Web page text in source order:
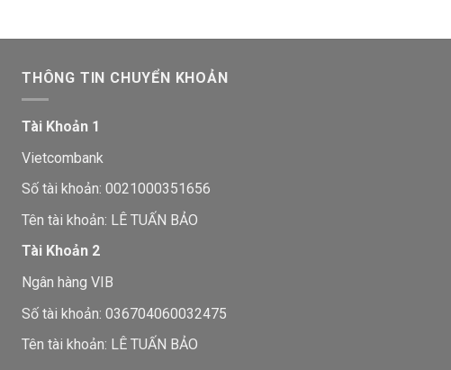
THÔNG TIN CHUYỂN KHOẢN
Tài Khoản 1
Vietcombank
Số tài khoản: 0021000351656
Tên tài khoản: LÊ TUẤN BẢO
Tài Khoản 2
Ngân hàng VIB
Số tài khoản: 036704060032475
Tên tài khoản: LÊ TUẤN BẢO